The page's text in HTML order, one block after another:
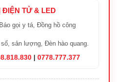
ĐIỆN TỬ & LED
Báo gọi y tá, Đồng hồ công
sản lượng, Đèn hào quang.
| 0778.777.377